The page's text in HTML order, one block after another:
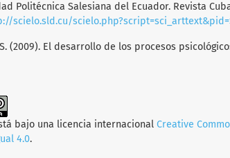
Politécnica Salesiana del Ecuador. Revista
scielo.sld.cu/
S. (2009). El desarrollo de los procesos
bajo una licencia internacional Creative
4.0.